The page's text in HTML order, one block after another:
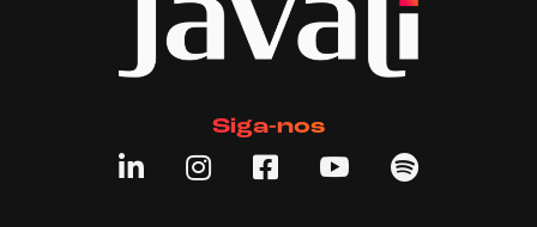
Siga-nos
    